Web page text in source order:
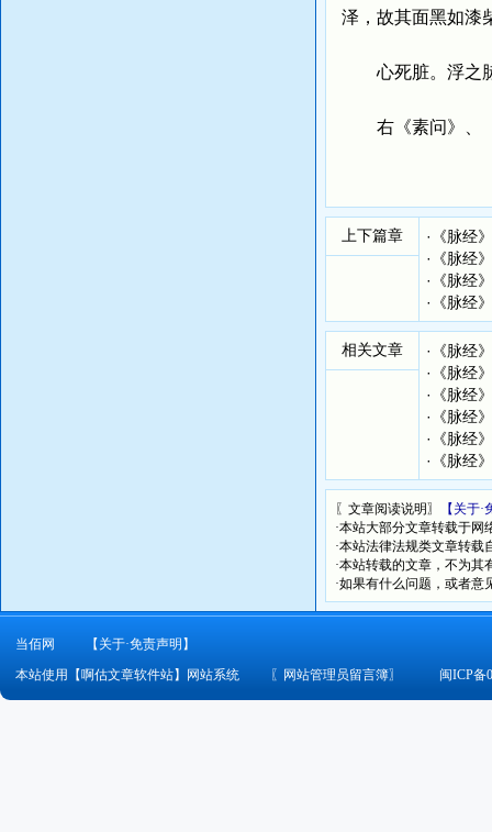
泽，故其面黑如漆
心死脏。浮之脉
右《素问》、《
上下篇章 · 《脉经
· 《脉经
· 《脉经
· 《脉经
相关文章 · 《脉经
· 《脉经
· 《脉经
· 《脉经
· 《脉经
· 《脉经
〖文章阅读说明〗
【关于
·本站大部分文章转载于
·本站法律法规类文章转
·本站转载的文章，不为
·如果有什么问题，或者意
当佰网
【关于·免责声明】
本站使用【啊估文章软件站】网站系统
〖 网站管理员留言簿〗 闽ICP备